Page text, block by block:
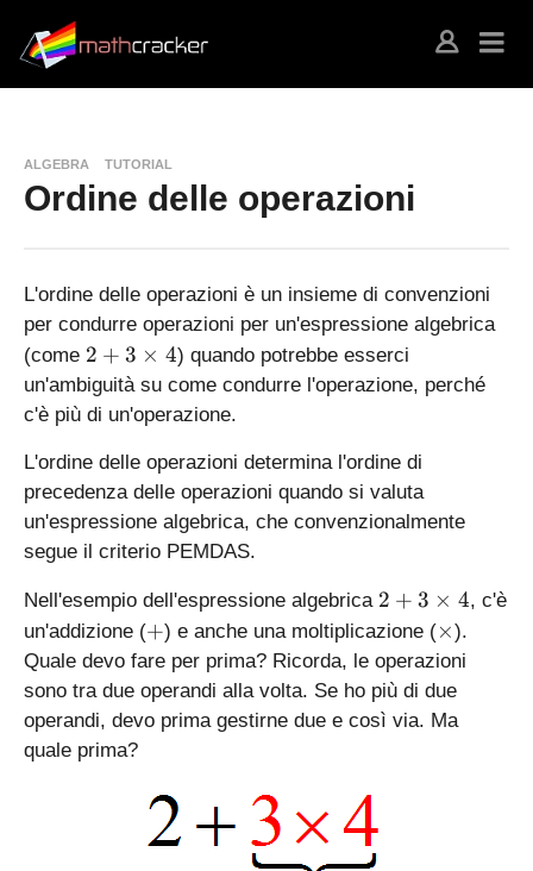
ALGEBRA TUTORIAL
Ordine delle operazioni
L'ordine delle operazioni è un insieme di convenzioni
per condurre operazioni per un'espressione algebrica
(come 2
+
3
ti
m
4
2 + 3 × 4) quando potrebbe esserci
un'ambiguità su come condurre l'operazione, perché
c'è più di un'operazione.
L'ordine delle operazioni determina l'ordine di
precedenza delle operazioni quando si valuta
un'espressione algebrica, che convenzionalmente
segue il criterio PEMDAS.
Nell'esempio dell'espressione algebrica 2
+
\
ti
m
2 + 3 × 4, c'è
un'addizione (+
+) e anche una moltiplicazione (\
ti
m
es
×).
Quale devo fare per prima? Ricorda, le operazioni
sono tra due operandi alla volta. Se ho più di due
operandi, devo prima gestirne due e così via. Ma
quale prima?